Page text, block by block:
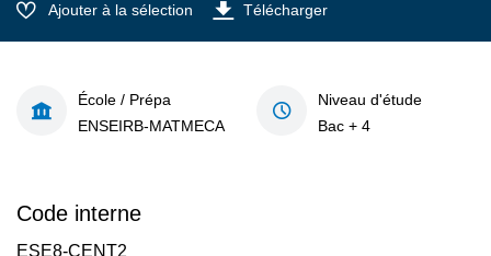
Ajouter à la sélection Télécharger
École / Prépa
ENSEIRB-MATMECA
Niveau d'étude
Bac + 4
Code interne
ESE8-CENT2